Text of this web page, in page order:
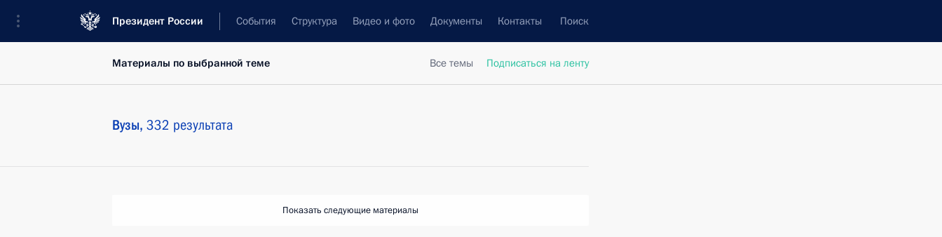
Президент России События Структура Видео и фото Документы Контакты Поиск
Все темы Подписаться на ленту
Материалы по выбранной теме
Вузы, 332 результата
Показать следующие материалы